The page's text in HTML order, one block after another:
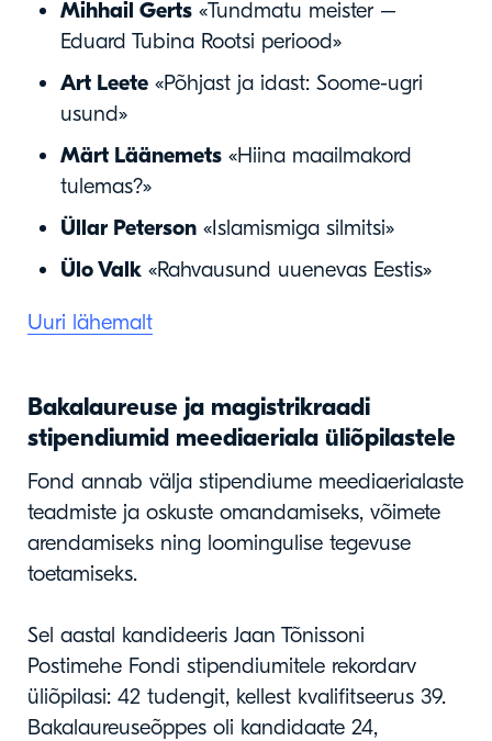
Mihhail Gerts «Tundmatu meister –
Eduard Tubina Rootsi periood»
Art Leete «Põhjast ja idast: Soome-ugri
usund»
Märt Läänemets «Hiina maailmakord
tulemas?»
Üllar Peterson «Islamismiga silmitsi»
Ülo Valk «Rahvausund uuenevas Eestis»
Uuri lähemalt
Bakalaureuse ja magistrikraadi
stipendiumid meediaeriala üliõpilastele
Fond annab välja stipendiume meediaerialaste
teadmiste ja oskuste omandamiseks, võimete
arendamiseks ning loomingulise tegevuse
toetamiseks.
Sel aastal kandideeris Jaan Tõnissoni
Postimehe Fondi stipendiumitele rekordarv
üliõpilasi: 42 tudengit, kellest kvalifitseerus 39.
Bakalaureuseõppes oli kandidaate 24,